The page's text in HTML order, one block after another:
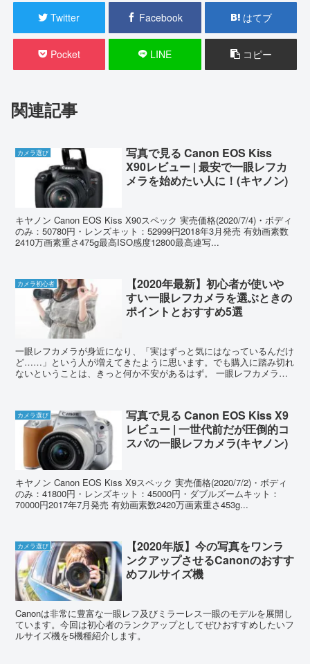
Twitter Facebook はてブ
Pocket LINE コピー
関連記事
カメラ選び
写真で見る Canon EOS Kiss
X90レビュー | 最安で一眼レフカ
メラを始めたい人に！(キヤノン)
キヤノン Canon EOS Kiss X90スペック 実売価格(2020/7/4)・ボディ
のみ：50780円・レンズキット：52999円2018年3月発売 有効画素数
2410万画素重さ475g最高ISO感度12800最高連写...
カメラ初心者
【2020年最新】初心者が使いや
すい一眼レフカメラを選ぶときの
ポイントとおすすめ5選
一眼レフカメラが身近になり、「実はずっと気にはなっているんだけ
ど……」という人が増えてきたように思います。でも購入に踏み切れ
ないということは、きっと何か不安があるはず。 一眼レフカメラに
カメラ選び
写真で見る Canon EOS Kiss X9
レビュー | 一世代前だが圧倒的コ
スパの一眼レフカメラ(キヤノン)
キヤノン Canon EOS Kiss X9スペック 実売価格(2020/7/2)・ボディ
のみ：41800円・レンズキット：45000円・ダブルズームキット：
70000円2017年7月発売 有効画素数2420万画素重さ453g...
カメラ選び
【2020年版】今の写真をワンラ
ンクアップさせるCanonのおすす
めフルサイズ機
Canonは非常に豊富な一眼レフ及びミラーレス一眼のモデルを展開し
ています。今回は初心者のランクアップとしてぜひおすすめしたいフ
ルサイズ機を5機種紹介します。